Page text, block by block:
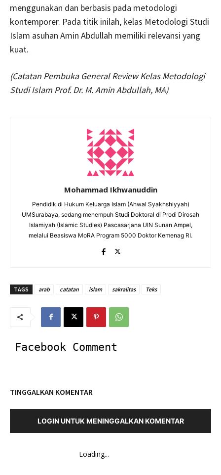
menggunakan dan berbasis pada metodologi
kontemporer. Pada titik inilah, kelas Metodologi Studi
Islam asuhan Amin Abdullah memiliki relevansi yang
kuat.
(Catatan Pembuka General Review Kelas Metodologi
Studi Islam Prof. Dr. M. Amin Abdullah, MA)
Mohammad Ikhwanuddin
Pendidik di Hukum Keluarga Islam (Ahwal Syakhshiyyah)
UMSurabaya, sedang menempuh Studi Doktoral di Prodi Dirosah
Islamiyah (Islamic Studies) Pascasarjana UIN Sunan Ampel,
melalui Beasiswa MoRA Program 5000 Doktor Kemenag RI.
TAGS arab catatan islam sakralitas Teks
Facebook Comment
TINGGALKAN KOMENTAR
LOGIN UNTUK MENINGGALKAN KOMENTAR
Loading...